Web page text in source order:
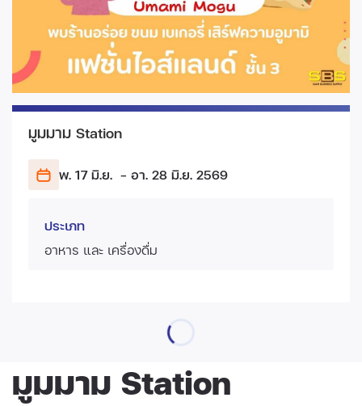
มูมมาม Station
พ. 17 มิ.ย. - อา. 28 มิ.ย. 2569
ประเภท
อาหาร และ เครื่องดื่ม
มูมมาม Station